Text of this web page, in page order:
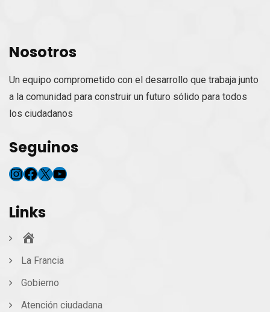
Nosotros
Un equipo comprometido con el desarrollo que trabaja junto
a la comunidad para construir un futuro sólido para todos
los ciudadanos
Seguinos
Instagram
Facebook
X YouTube
Links
La Francia
Gobierno
Atención ciudadana